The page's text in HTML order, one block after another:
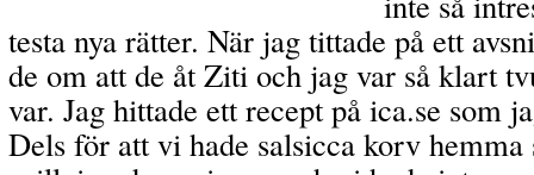
testa nya rätter. När jag tittade på ett
de om att de åt Ziti och jag var så klart
var. Jag hittade ett recept på ica.se som
Dels för att vi hade salsicca korv